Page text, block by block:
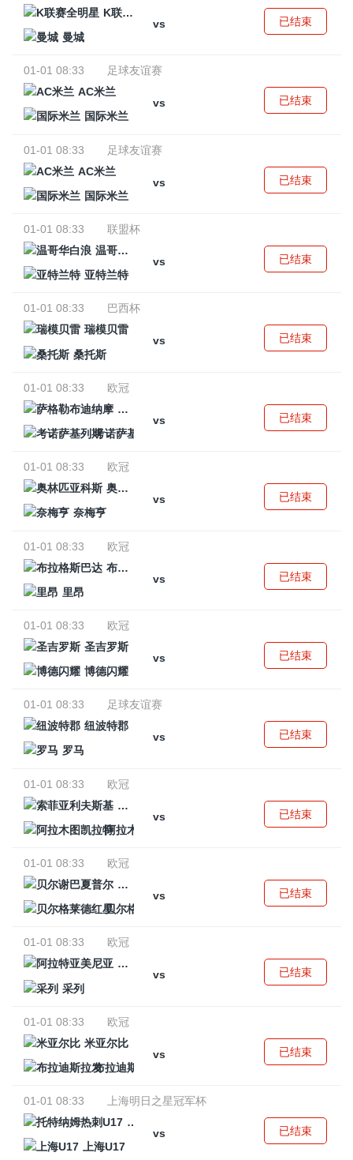
K联赛全明星
vs
曼城
已结束
01-01 08:33
足球友谊赛
AC米兰
vs
国际米兰
已结束
01-01 08:33
足球友谊赛
AC米兰
vs
国际米兰
已结束
01-01 08:33
联盟杯
温哥华白浪
vs
亚特兰特
已结束
01-01 08:33
巴西杯
瑞模贝雷
vs
桑托斯
已结束
01-01 08:33
欧冠
萨格勒布迪纳摩
vs
考诺萨基列斯
已结束
01-01 08:33
欧冠
奥林匹亚科斯
vs
奈梅亨
已结束
01-01 08:33
欧冠
布拉格斯巴达
vs
里昂
已结束
01-01 08:33
欧冠
圣吉罗斯
vs
博德闪耀
已结束
01-01 08:33
足球友谊赛
纽波特郡
vs
罗马
已结束
01-01 08:33
欧冠
索菲亚利夫斯基
vs
阿拉木图凯拉特
已结束
01-01 08:33
欧冠
贝尔谢巴夏普尔
vs
贝尔格莱德红星
已结束
01-01 08:33
欧冠
阿拉特亚美尼亚
vs
采列
已结束
01-01 08:33
欧冠
米亚尔比
vs
布拉迪斯拉发
已结束
01-01 08:33
上海明日之星冠军杯
托特纳姆热刺U17
vs
上海U17
已结束